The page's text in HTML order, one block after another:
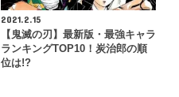
2021.2.15
【鬼滅の刃】最新版・最強キャラ
ランキングTOP10！炭治郎の順
位は!?